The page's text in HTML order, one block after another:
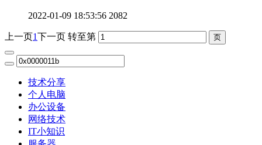
2022-01-09 18:53:56 2082
上一页1下一页 转至第
技术分享
个人电脑
办公设备
网络技术
IT小知识